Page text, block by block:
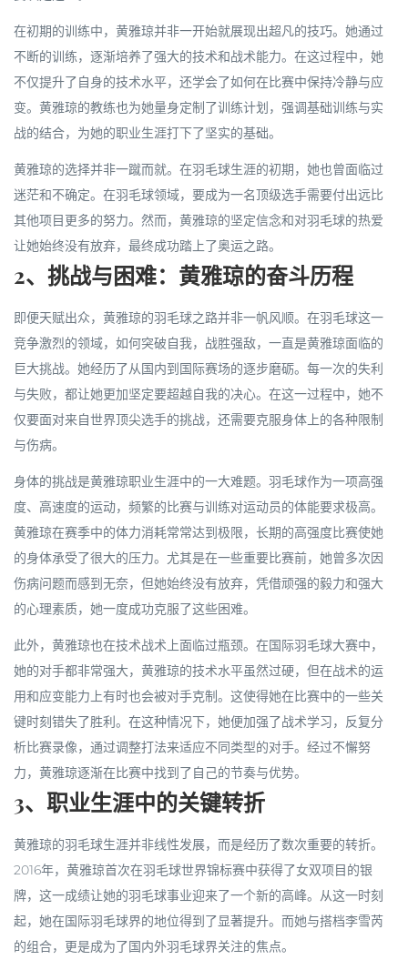
在初期的训练中，黄雅琼并非一开始就展现出超凡的技巧。她通过
不断的训练，逐渐培养了强大的技术和战术能力。在这过程中，她
不仅提升了自身的技术水平，还学会了如何在比赛中保持冷静与应
变。黄雅琼的教练也为她量身定制了训练计划，强调基础训练与实
战的结合，为她的职业生涯打下了坚实的基础。
黄雅琼的选择并非一蹴而就。在羽毛球生涯的初期，她也曾面临过
迷茫和不确定。在羽毛球领域，要成为一名顶级选手需要付出远比
其他项目更多的努力。然而，黄雅琼的坚定信念和对羽毛球的热爱
让她始终没有放弃，最终成功踏上了奥运之路。
2、挑战与困难：黄雅琼的奋斗历程
即便天赋出众，黄雅琼的羽毛球之路并非一帆风顺。在羽毛球这一
竞争激烈的领域，如何突破自我，战胜强敌，一直是黄雅琼面临的
巨大挑战。她经历了从国内到国际赛场的逐步磨砺。每一次的失利
与失败，都让她更加坚定要超越自我的决心。在这一过程中，她不
仅要面对来自世界顶尖选手的挑战，还需要克服身体上的各种限制
与伤病。
身体的挑战是黄雅琼职业生涯中的一大难题。羽毛球作为一项高强
度、高速度的运动，频繁的比赛与训练对运动员的体能要求极高。
黄雅琼在赛季中的体力消耗常常达到极限，长期的高强度比赛使她
的身体承受了很大的压力。尤其是在一些重要比赛前，她曾多次因
伤病问题而感到无奈，但她始终没有放弃，凭借顽强的毅力和强大
的心理素质，她一度成功克服了这些困难。
此外，黄雅琼也在技术战术上面临过瓶颈。在国际羽毛球大赛中，
她的对手都非常强大，黄雅琼的技术水平虽然过硬，但在战术的运
用和应变能力上有时也会被对手克制。这使得她在比赛中的一些关
键时刻错失了胜利。在这种情况下，她便加强了战术学习，反复分
析比赛录像，通过调整打法来适应不同类型的对手。经过不懈努
力，黄雅琼逐渐在比赛中找到了自己的节奏与优势。
3、职业生涯中的关键转折
黄雅琼的羽毛球生涯并非线性发展，而是经历了数次重要的转折。
2016年，黄雅琼首次在羽毛球世界锦标赛中获得了女双项目的银
牌，这一成绩让她的羽毛球事业迎来了一个新的高峰。从这一时刻
起，她在国际羽毛球界的地位得到了显著提升。而她与搭档李雪芮
的组合，更是成为了国内外羽毛球界关注的焦点。